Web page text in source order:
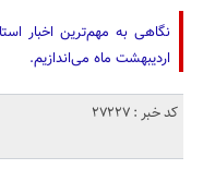
نگاهی به مهم‌ترین اخبار
اردیبهشت ماه می‌اندازیم.
کد خبر : 27227